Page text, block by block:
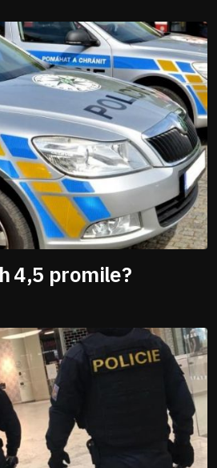
4,5 promile?